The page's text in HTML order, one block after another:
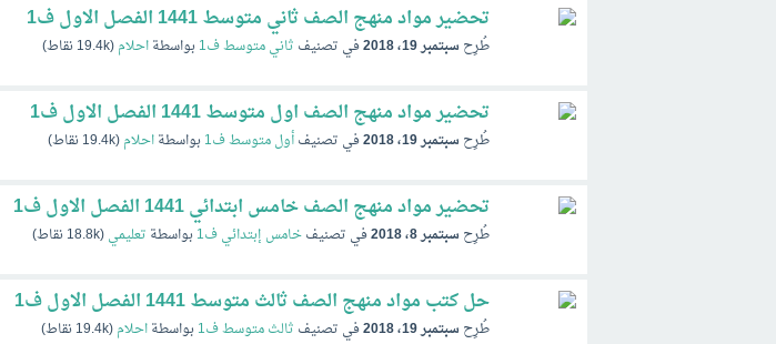
تحضير مواد منهج الصف ثاني متوسط 1441 الفصل الاول ف1
طُرِح سبتمبر 19، 2018 في تصنيف ثاني متوسط ف1 بواسطةاحلام(
19.4kنقاط)
تحضير مواد منهج الصف اول متوسط 1441 الفصل الاول ف1
طُرِح سبتمبر 19، 2018 في تصنيفأول متوسط ف1 بواسطةاحلام(
19.4kنقاط)
تحضير مواد منهج الصف خامس ابتدائي 1441 الفصل الاول ف1
طُرِح سبتمبر 8، 2018 في تصنيفخامس إبتدائي ف1 بواسطة تعليمي(
18.8kنقاط)
حل كتب مواد منهج الصف ثالث متوسط 1441 الفصل الاول ف1
طُرِح سبتمبر 19، 2018 في تصنيف ثالث متوسط ف1 بواسطةاحلام(
19.4kنقاط)